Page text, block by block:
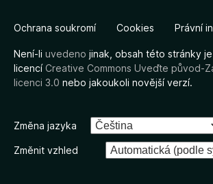
Ochrana soukromí Cookies Právní
Není-li uvedeno jinak, obsah této stránky
licencíCreative Commons Uveďte původ-
licenci 3.0 nebo jakoukoli novější verzí.
Změna jazyka
Změnit vzhled